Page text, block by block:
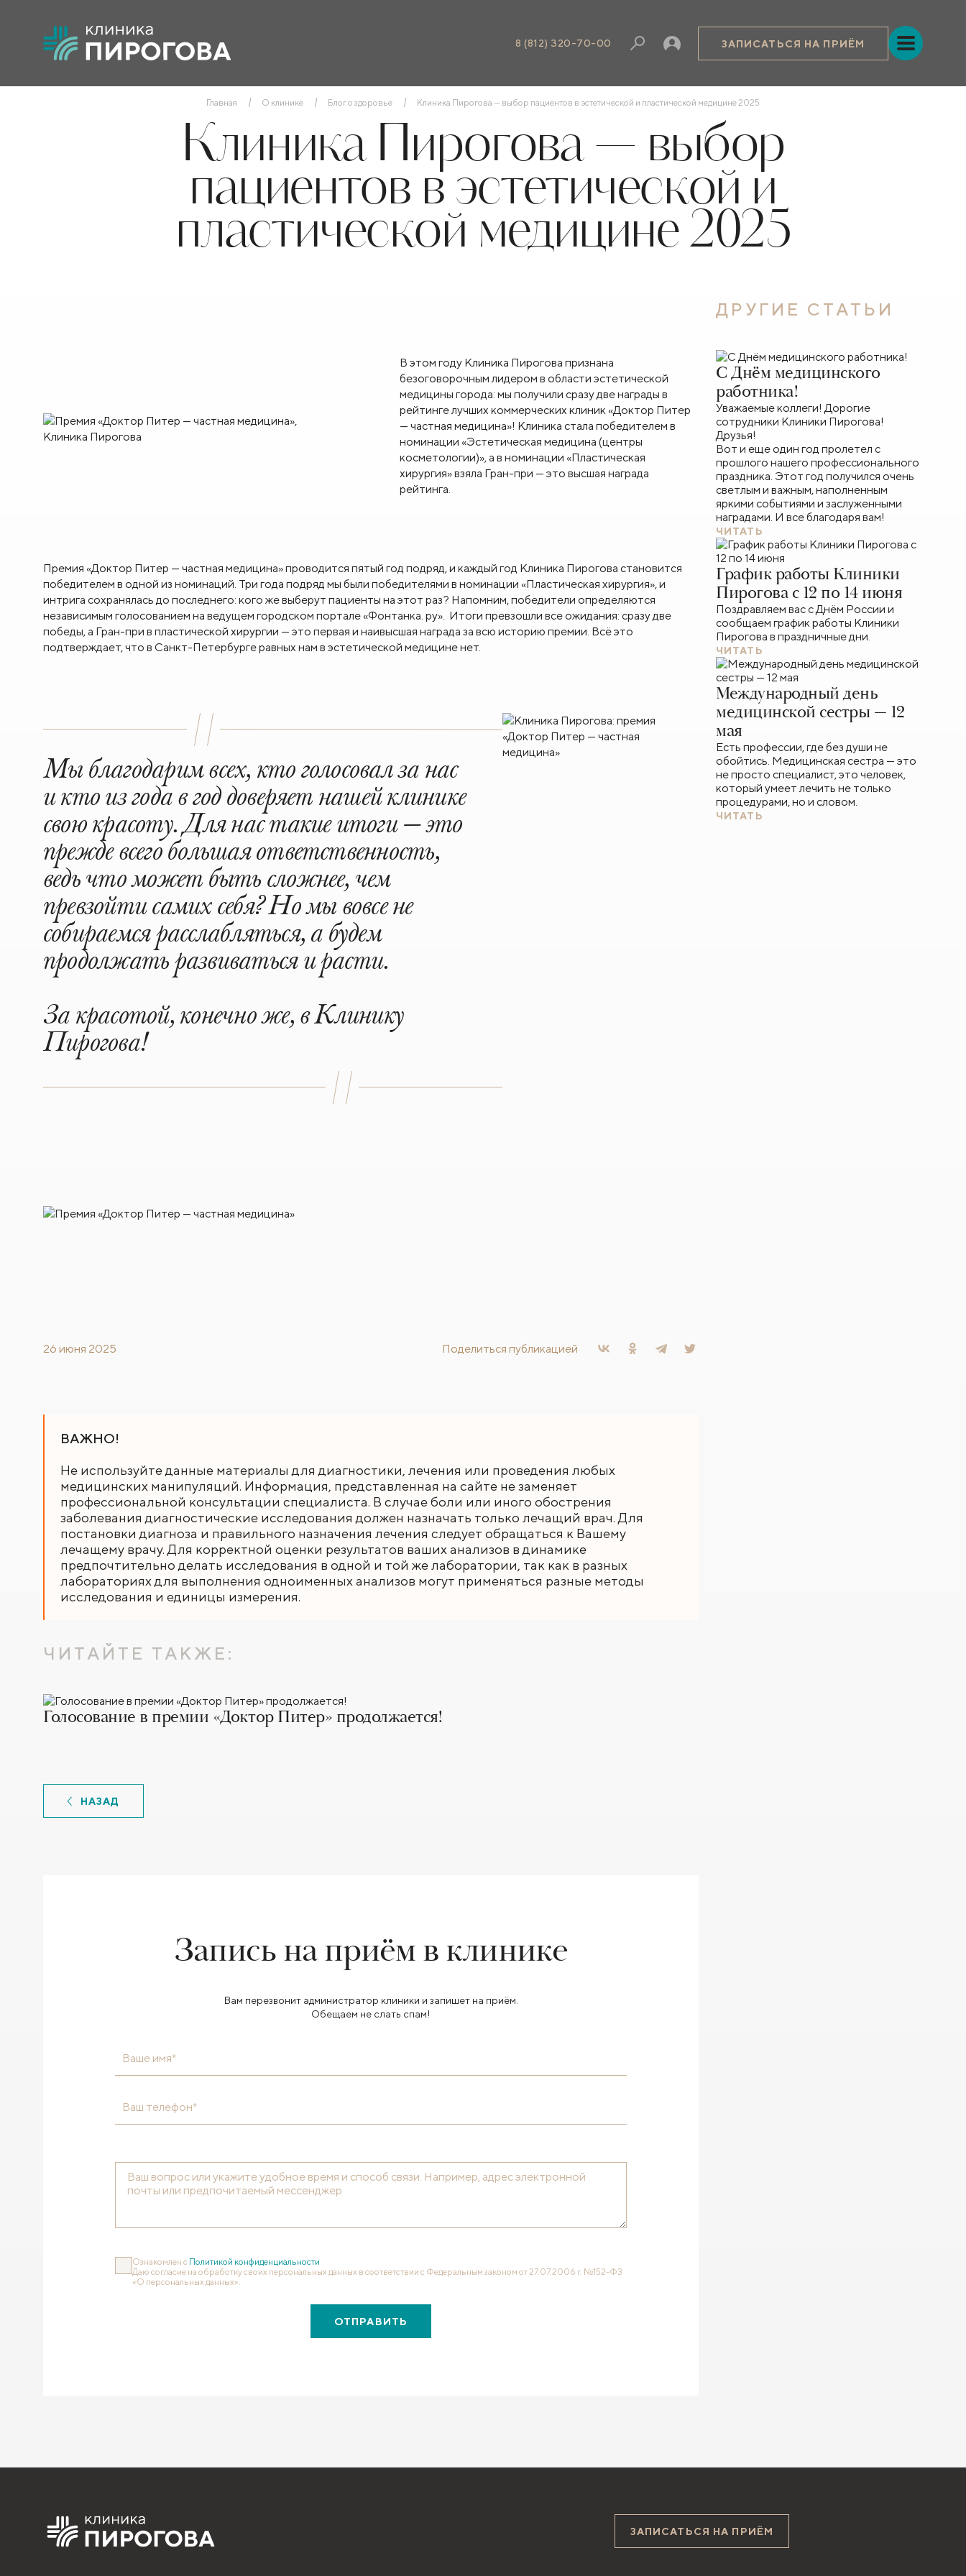
8 (812) 320-70-00 ЗАПИСАТЬСЯ НА ПРИЁМ
Главная О клинике Блог о здоровье Клиника Пирогова — выбор пациентов в эстетической и пластической медицине 2025
Клиника Пирогова — выбор
пациентов в эстетической и
пластической медицине 2025
В этом году Клиника Пирогова признана
безоговорочным лидером в области эстетической
медицины города: мы получили сразу две награды в
рейтинге лучших коммерческих клиник «Доктор Питер
— частная медицина»! Клиника стала победителем в
номинации «Эстетическая медицина (центры
косметологии)», а в номинации «Пластическая
хирургия» взяла Гран-при — это высшая награда
рейтинга.
Премия «Доктор Питер — частная медицина» проводится пятый год подряд, и каждый год Клиника Пирогова становится
победителем в одной из номинаций. Три года подряд мы были победителями в номинации «Пластическая хирургия», и
интрига сохранялась до последнего: кого же выберут пациенты на этот раз? Напомним, победители определяются
независимым голосованием на ведущем городском портале «Фонтанка. ру». Итоги превзошли все ожидания: сразу две
победы, а Гран-при в пластической хирургии — это первая и наивысшая награда за всю историю премии. Всё это
подтверждает, что в Санкт-Петербурге равных нам в эстетической медицине нет.
Мы благодарим всех, кто голосовал за нас
и кто из года в год доверяет нашей клинике
свою красоту. Для нас такие итоги — это
прежде всего большая ответственность,
ведь что может быть сложнее, чем
превзойти самих себя? Но мы вовсе не
собираемся расслабляться, а будем
продолжать развиваться и расти.
За красотой, конечно же, в Клинику
Пирогова!
26 июня 2025 Поделиться публикацией
ВАЖНО!
Не используйте данные материалы для диагностики, лечения или проведения любых
медицинских манипуляций. Информация, представленная на сайте не заменяет
профессиональной консультации специалиста. В случае боли или иного обострения
заболевания диагностические исследования должен назначать только лечащий врач. Для
постановки диагноза и правильного назначения лечения следует обращаться к Вашему
лечащему врачу. Для корректной оценки результатов ваших анализов в динамике
предпочтительно делать исследования в одной и той же лаборатории, так как в разных
лабораториях для выполнения одноименных анализов могут применяться разные методы
исследования и единицы измерения.
ЧИТАЙТЕ ТАКЖЕ:
Голосование в премии «Доктор Питер» продолжается!
НАЗАД
Запись на приём в клинике
Вам перезвонит администратор клиники и запишет на приём.
Обещаем не слать спам!
Ваше имя*
Ваш телефон*
Ознакомлен с Политикой конфиденциальности
Даю согласие на обработку своих персональных данных в соответствии с Федеральным законом от 27.07.2006 г. №152-ФЗ
«О персональных данных».
ОТПРАВИТЬ
ДРУГИЕ СТАТЬИ
С Днём медицинского
работника!
Уважаемые коллеги! Дорогие
сотрудники Клиники Пирогова!
Друзья!
Вот и еще один год пролетел с
прошлого нашего профессионального
праздника. Этот год получился очень
светлым и важным, наполненным
яркими событиями и заслуженными
наградами. И все благодаря вам!
ЧИТАТЬ
График работы Клиники
Пирогова с 12 по 14 июня
Поздравляем вас с Днём России и
сообщаем график работы Клиники
Пирогова в праздничные дни.
ЧИТАТЬ
Международный день
медицинской сестры — 12
мая
Есть профессии, где без души не
обойтись. Медицинская сестра — это
не просто специалист, это человек,
который умеет лечить не только
процедурами, но и словом.
ЧИТАТЬ
ЗАПИСАТЬСЯ НА ПРИЁМ